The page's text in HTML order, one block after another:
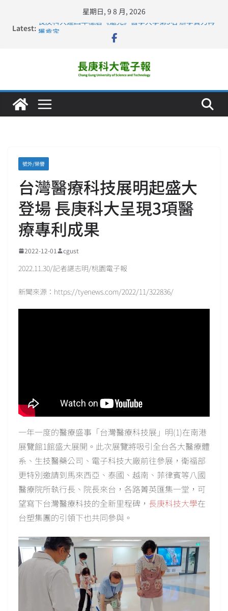
星期日, 9 8 月, 2026
Latest: 長庚科大連四年穩居《遠見》醫學大學第5名 辦學實力再
長庚科大訪凱瑟醫療集團、美容學校收穫豐
跨海築夢 長庚科大赴美直擊健康平權與智慧照護實踐
仁德醫專與長庚科大締結策略聯盟 培育護理尖兵
號外/榮譽
台灣醫療科技展明起盛大
登場 長庚科大呈現3項醫
療專利成果
2022-12-01 cgust
2022.11.30/記者諶志明/桃園電子報
新聞來源：https://tyenews.com/2022/11/322836/
一年一度的醫療盛事「台灣醫療科技展」明(1)在南港
展覽館1館盛大展開。此次展覽將吸引全台各大醫療體
系、生技醫藥公司、電子科技大廠前往參展，衛福部
更特別邀請到馬來西亞、泰國、越南、菲律賓等八國
醫療院所執行長、院長來台，各路菁英匯集一堂，可
望寫下台灣醫療科技的全新里程碑， 長庚科技大學在
台塑集團的引領下也共同參與。